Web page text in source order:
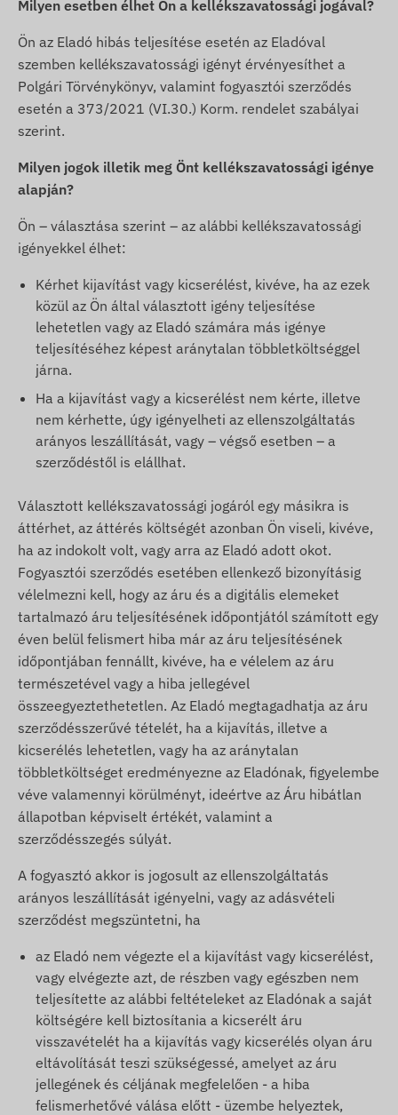
Milyen esetben élhet Ön a kellékszavatossági jogával?
Ön az Eladó hibás teljesítése esetén az Eladóval
szemben kellékszavatossági igényt érvényesíthet a
Polgári Törvénykönyv, valamint fogyasztói szerződés
esetén a 373/2021 (VI.30.) Korm. rendelet szabályai
szerint.
Milyen jogok illetik meg Önt kellékszavatossági igénye
alapján?
Ön – választása szerint – az alábbi kellékszavatossági
igényekkel élhet:
Kérhet kijavítást vagy kicserélést, kivéve, ha az ezek
közül az Ön által választott igény teljesítése
lehetetlen vagy az Eladó számára más igénye
teljesítéséhez képest aránytalan többletköltséggel
járna.
Ha a kijavítást vagy a kicserélést nem kérte, illetve
nem kérhette, úgy igényelheti az ellenszolgáltatás
arányos leszállítását, vagy – végső esetben – a
szerződéstől is elállhat.
Választott kellékszavatossági jogáról egy másikra is
áttérhet, az áttérés költségét azonban Ön viseli, kivéve,
ha az indokolt volt, vagy arra az Eladó adott okot.
Fogyasztói szerződés esetében ellenkező bizonyításig
vélelmezni kell, hogy az áru és a digitális elemeket
tartalmazó áru teljesítésének időpontjától számított egy
éven belül felismert hiba már az áru teljesítésének
időpontjában fennállt, kivéve, ha e vélelem az áru
természetével vagy a hiba jellegével
összeegyeztethetetlen. Az Eladó megtagadhatja az áru
szerződésszerűvé tételét, ha a kijavítás, illetve a
kicserélés lehetetlen, vagy ha az aránytalan
többletköltséget eredményezne az Eladónak, figyelembe
véve valamennyi körülményt, ideértve az Áru hibátlan
állapotban képviselt értékét, valamint a
szerződésszegés súlyát.
A fogyasztó akkor is jogosult az ellenszolgáltatás
arányos leszállítását igényelni, vagy az adásvételi
szerződést megszüntetni, ha
az Eladó nem végezte el a kijavítást vagy kicserélést,
vagy elvégezte azt, de részben vagy egészben nem
teljesítette az alábbi feltételeket az Eladónak a saját
költségére kell biztosítania a kicserélt áru
visszavételét ha a kijavítás vagy kicserélés olyan áru
eltávolítását teszi szükségessé, amelyet az áru
jellegének és céljának megfelelően - a hiba
felismerhetővé válása előtt - üzembe helyeztek,